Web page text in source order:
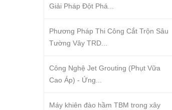
Giải Pháp Đột Phá...
Phương Pháp Thi Công Cắt Trộn Sâu
Tường Vây TRD...
Công Nghệ Jet Grouting (Phụt Vữa
Cao Áp) - Ứng...
Máy khiên đào hầm TBM trong xây